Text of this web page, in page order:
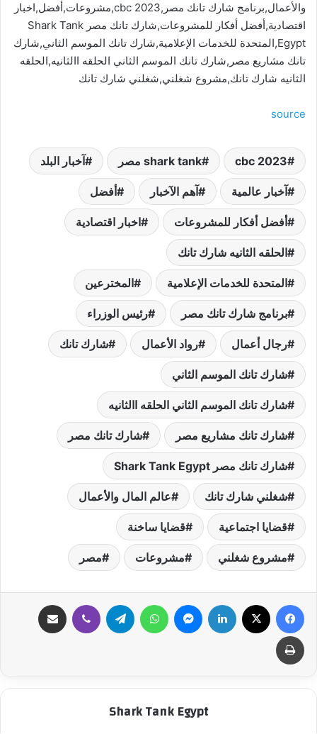
والأعمال,برنامج شارك تانك مصر,cbc 2023,مشروعات,أفضل,اخبار
اقتصادية,أفضل أفكار للمشروعات,شارك تانك مصر Shark Tank
Egypt,المتحدة للخدمات الإعلامية,شارك تانك الموسم الثاني,شارك
تانك مشاريع مصر,شارك تانك الموسم الثاني الحلقه االثانيه,الحلقه
الثانيه شارك تانك,مشروع شغلني,شغلني شارك تانك
source
cbc 2023 shark tank مصر آخبار البلد
آخبار عالمية آهم الآخبار أفضل
أفضل أفكار للمشروعات اخبار اقتصادية
الحلقه الثانيه شارك تانك
المتحدة للخدمات الإعلامية المخترعين
برنامج شارك تانك مصر رئيس الوزراء
رجال أعمال رواد الأعمال شارك تانك
شارك تانك الموسم الثاني
شارك تانك الموسم الثاني الحلقه االثانيه
شارك تانك مشاريع مصر شارك تانك مصر
شارك تانك مصر Shark Tank Egypt
شغلني شارك تانك عالم المال والأعمال
قضايا اجتماعية قضايا ساخنة
مشروع شغلني مشروعات مصر
فيسبوك لينكدإن ماسنجر واتساب تيلقرام ڤايبر
طباعة
Shark Tank Egypt